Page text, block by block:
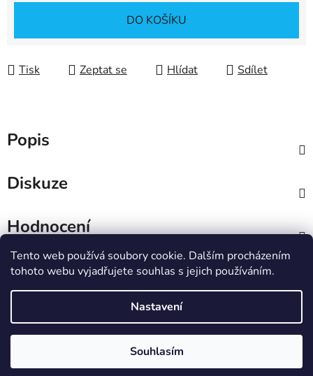
Tento web používá soubory cookie. Dalším procházením
tohoto webu vyjadřujete souhlas s jejich používáním.
Nastavení
Souhlasím
DO KOŠÍKU
Tisk Zeptat se Hlídat Sdílet
Popis
Diskuze
Hodnocení
IT e-shop
Vytvořil Shoptet
PCL Štětí s.r.o.
vyhrazena.